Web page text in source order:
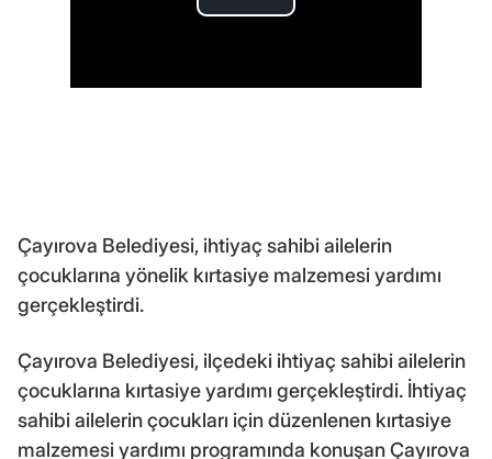
Çayırova Belediyesi, ihtiyaç sahibi ailelerin
çocuklarına yönelik kırtasiye malzemesi yardımı
gerçekleştirdi.
Çayırova Belediyesi, ilçedeki ihtiyaç sahibi ailelerin
çocuklarına kırtasiye yardımı gerçekleştirdi. İhtiyaç
sahibi ailelerin çocukları için düzenlenen kırtasiye
malzemesi yardımı programında konuşan Çayırova